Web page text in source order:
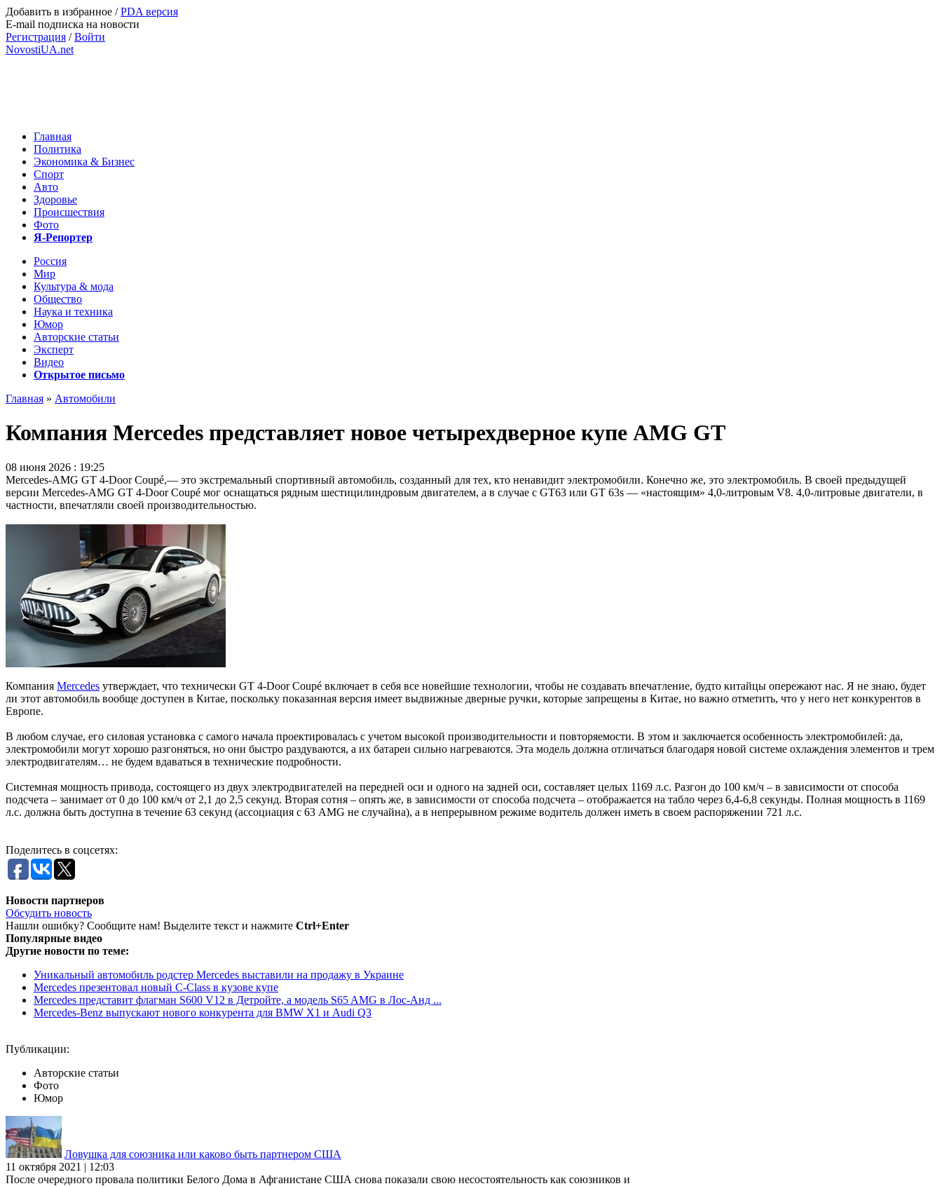
Добавить в избранное /PDA версия
E-mail подписка на новости
Регистрация /Войти
NovostiUA.net
Главная
Политика
Экономика & Бизнес
Спорт
Авто
Здоровье
Происшествия
Фото
Я-Репортер
Россия
Мир
Культура & мода
Общество
Наука и техника
Юмор
Авторские статьи
Эксперт
Видео
Открытое письмо
Главная » Автомобили
Компания Mercedes представляет новое четырехдверное купе AMG GT
08 июня 2026 : 19:25
Mercedes-AMG GT 4-Door Coupé,— это экстремальный спортивный автомобиль, созданный для тех, кто ненавидит электромобили. Конечно же, это электромобиль. В своей предыдущей
версии Mercedes-AMG GT 4-Door Coupé мог оснащаться рядным шестицилиндровым двигателем, а в случае с GT63 или GT 63s — «настоящим» 4,0-литровым V8. 4,0-литровые двигатели, в
частности, впечатляли своей производительностью.
Компания Mercedes утверждает, что технически GT 4-Door Coupé включает в себя все новейшие технологии, чтобы не создавать впечатление, будто китайцы опережают нас. Я не знаю, будет
ли этот автомобиль вообще доступен в Китае, поскольку показанная версия имеет выдвижные дверные ручки, которые запрещены в Китае, но важно отметить, что у него нет конкурентов в
Европе.
В любом случае, его силовая установка с самого начала проектировалась с учетом высокой производительности и повторяемости. В этом и заключается особенность электромобилей: да,
электромобили могут хорошо разгоняться, но они быстро раздуваются, а их батареи сильно нагреваются. Эта модель должна отличаться благодаря новой системе охлаждения элементов и трем
электродвигателям… не будем вдаваться в технические подробности.
Системная мощность привода, состоящего из двух электродвигателей на передней оси и одного на задней оси, составляет целых 1169 л.с. Разгон до 100 км/ч – в зависимости от способа
подсчета – занимает от 0 до 100 км/ч от 2,1 до 2,5 секунд. Вторая сотня – опять же, в зависимости от способа подсчета – отображается на табло через 6,4-6,8 секунды. Полная мощность в 1169
л.с. должна быть доступна в течение 63 секунд (ассоциация с 63 AMG не случайна), а в непрерывном режиме водитель должен иметь в своем распоряжении 721 л.с.
Поделитесь в соцсетях:
Новости партнеров
Обсудить новость
Нашли ошибку? Сообщите нам! Выделите текст и нажмите Ctrl+Enter
Популярные видео
Другие новости по теме:
Уникальный автомобиль родстер Mercedes выставили на продажу в Украине
Mercedes презентовал новый C-Class в кузове купе
Mercedes представит флагман S600 V12 в Детройте, а модель S65 AMG в Лос-Анд ...
Mercedes-Benz выпускают нового конкурента для BMW X1 и Audi Q3
Публикации:
Авторские статьи
Фото
Юмор
Ловушка для союзника или каково быть партнером США
11 октября 2021 | 12:03
После очередного провала политики Белого Дома в Афганистане США снова показали свою несостоятельность как союзников и